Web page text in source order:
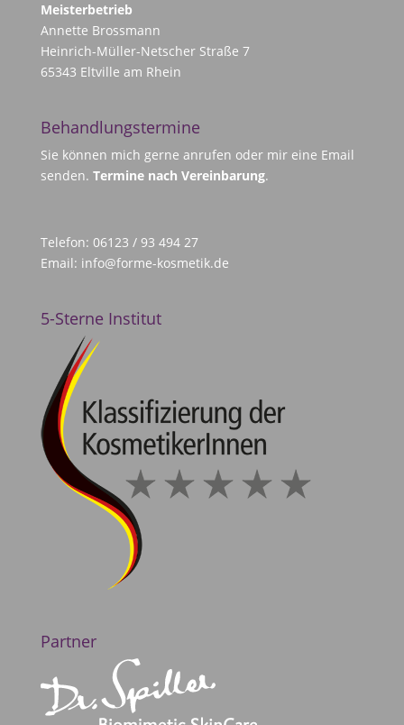
Meisterbetrieb
Annette Brossmann
Heinrich-Müller-Netscher Straße 7
65343 Eltville am Rhein
Behandlungstermine
Sie können mich gerne anrufen oder mir eine Email
senden. Termine nach Vereinbarung.
Telefon: 06123 / 93 494 27
Email: info@forme-kosmetik.de
5-Sterne Institut
Partner